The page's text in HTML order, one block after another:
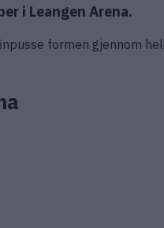
i Leangen Arena.
formen gjennom